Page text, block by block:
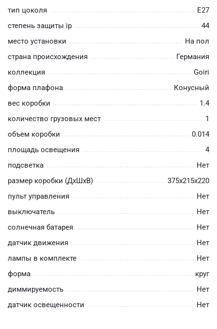
тип цоколя
E27
степень защиты ip
44
место установки
На пол
страна происхождения
Германия
коллекция
Goiri
форма плафона
Конусный
вес коробки
1.4
количество грузовых мест
1
объем коробки
0.014
площадь освещения
4
подсветка
Нет
размер коробки (ДхШхВ)
375х215х220
пульт управления
Нет
выключатель
Нет
солнечная батарея
Нет
датчик движения
Нет
лампы в комплекте
Нет
форма
круг
диммируемость
Нет
датчик освещенности
Нет